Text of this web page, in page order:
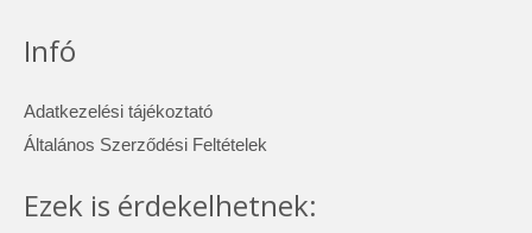
Infó
Adatkezelési tájékoztató
Általános Szerződési Feltételek
Ezek is érdekelhetnek: